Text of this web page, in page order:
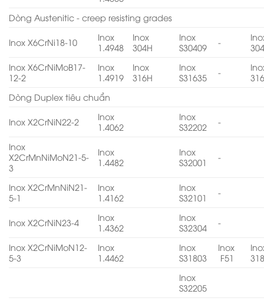
Dòng Austenitic - creep resisting grades
Inox X6CrNi18-10
Inox
1.4948
Inox
304H
Inox
S30409
-
Inox X6CrNiMoB17-
12-2
Inox
1.4919
Inox
316H
Inox
S31635
-
Dòng Duplex tiêu chuẩn
Inox X2CrNiN22-2
Inox
1.4062
Inox
S32202
-
Inox
X2CrMnNiMoN21-5-
3
Inox
1.4482
Inox
S32001
-
Inox X2CrMnNiN21-
5-1
Inox
1.4162
Inox
S32101
-
Inox X2CrNiN23-4
Inox
1.4362
Inox
S32304
-
Inox X2CrNiMoN12-
5-3
Inox
1.4462
Inox
S31803
Inox
F51
Inox
S32205